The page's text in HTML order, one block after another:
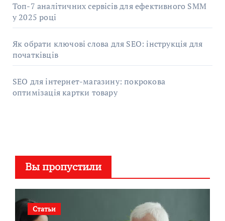
Топ-7 аналітичних сервісів для ефективного SMM
у 2025 році
Як обрати ключові слова для SEO: інструкція для
початківців
SEO для інтернет-магазину: покрокова
оптимізація картки товару
Вы пропустили
Статьи